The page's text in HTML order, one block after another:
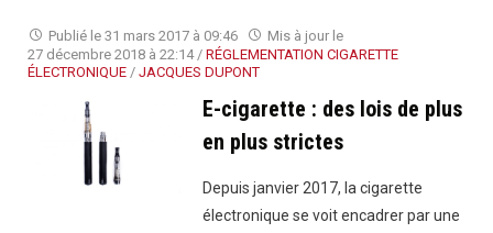
Publié le 31 mars 2017 à 09:46
Mis à jour le
27 décembre 2018 à 22:14 / RÉGLEMENTATION CIGARETTE
ÉLECTRONIQUE / JACQUES DUPONT
E-cigarette : des lois de plus
en plus strictes
Depuis janvier 2017, la cigarette
électronique se voit encadrer par une